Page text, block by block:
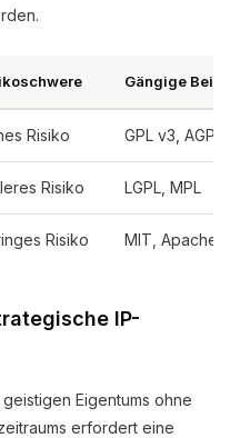
Gängige
Risiko GPL v3, AGPL
Risiko LGPL, MPL
Risiko MIT, Apache
IP-
Eigentums ohne
erfordert eine